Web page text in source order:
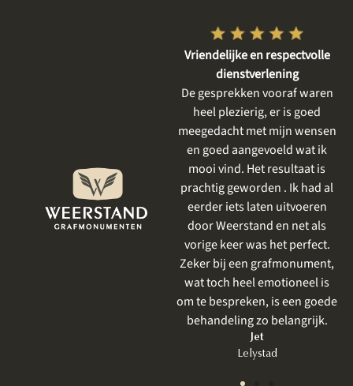
mooi vind. Het resultaat is
prachtig geworden . Ik had al
eerder iets laten uitvoeren
door Weerstand en net als
om te bespreken, is een goede
Goed, betrokken en rustig
geholpen
Wij zijn zeker tevreden. Het
eerste gesprek was rustig, er
was tijd voor mijn moeder,
haar verhaal, voor het delen
en bespreken van onze
wensen. Er werd goed
meegedacht en we kregen
meerdere keren de
gelegenheid om nog even een
kleur of steensoort te komen
bekijken. Alles zeer prettig en
rustig.
Lian
Bant